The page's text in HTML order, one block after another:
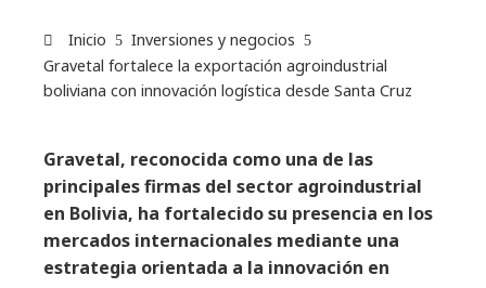
Inicio
Inversiones y negocios
Gravetal fortalece la exportación agroindustrial
boliviana con innovación logística desde Santa Cruz
Gravetal, reconocida como una de las
principales firmas del sector agroindustrial
en Bolivia, ha fortalecido su presencia en los
mercados internacionales mediante una
estrategia orientada a la innovación en